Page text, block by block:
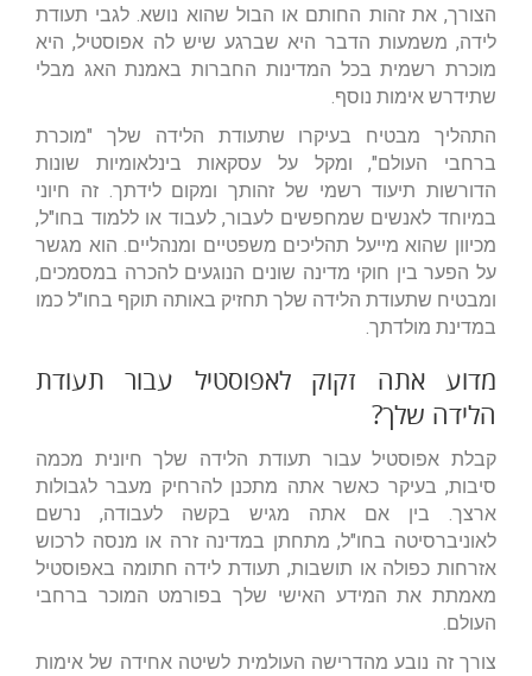
הצורך, את זהות החותם או הבול שהוא נושא. לגבי תעודת
לידה, משמעות הדבר היא שברגע שיש לה אפוסטיל, היא
מוכרת רשמית בכל המדינות החברות באמנת האג מבלי
שתידרש אימות נוסף.
התהליך מבטיח בעיקרו שתעודת הלידה שלך "מוכרת
ברחבי העולם", ומקל על עסקאות בינלאומיות שונות
הדורשות תיעוד רשמי של זהותך ומקום לידתך. זה חיוני
במיוחד לאנשים שמחפשים לעבור, לעבוד או ללמוד בחו"ל,
מכיוון שהוא מייעל תהליכים משפטיים ומנהליים. הוא מגשר
על הפער בין חוקי מדינה שונים הנוגעים להכרה במסמכים,
ומבטיח שתעודת הלידה שלך תחזיק באותה תוקף בחו"ל כמו
במדינת מולדתך.
מדוע אתה זקוק לאפוסטיל עבור תעודת
הלידה שלך?
קבלת אפוסטיל עבור תעודת הלידה שלך חיונית מכמה
סיבות, בעיקר כאשר אתה מתכנן להרחיק מעבר לגבולות
ארצך. בין אם אתה מגיש בקשה לעבודה, נרשם
לאוניברסיטה בחו"ל, מתחתן במדינה זרה או מנסה לרכוש
אזרחות כפולה או תושבות, תעודת לידה חתומה באפוסטיל
מאמתת את המידע האישי שלך בפורמט המוכר ברחבי
העולם.
צורך זה נובע מהדרישה העולמית לשיטה אחידה של אימות